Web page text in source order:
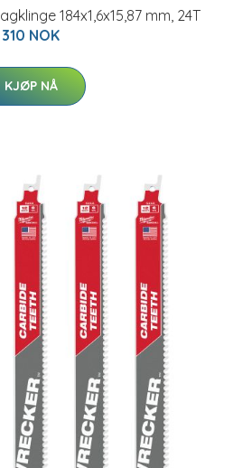
184x1,6x15,87 mm, 24T
310 NOK
KJØP NÅ